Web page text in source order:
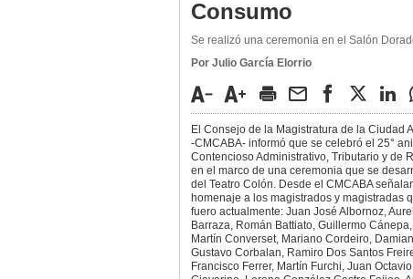
Consumo
Se realizó una ceremonia en el Salón
Por Julio García Elorrio
El Consejo de la Magistratura de la Ciudad
-CMCABA- informó que se celebró el 25°
Contencioso Administrativo, Tributario y de
en el marco de una ceremonia que se
del Teatro Colón. Desde el CMCABA
homenaje a los magistrados y magistradas
fuero actualmente: Juan José Albornoz,
Barraza, Román Battiato, Guillermo
Martín Converset, Mariano Cordeiro,
Gustavo Corbalan, Ramiro Dos Santos
Francisco Ferrer, Martín Furchi, Juan